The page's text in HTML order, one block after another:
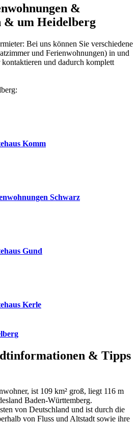
&
um Heidelberg
Bei uns können Sie verschiedene
und Ferienwohnungen) in und
und dadurch komplett
Komm
Schwarz
Gund
Kerle
& Tipps
ist 109 km² groß, liegt 116 m
Baden-Württemberg.
von Deutschland und ist durch die
von Fluss und Altstadt sowie ihre